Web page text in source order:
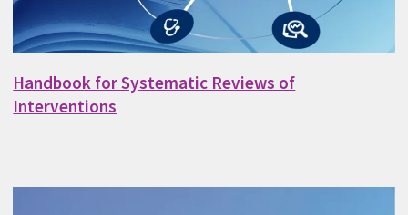
Handbook for Systematic Reviews of
Interventions